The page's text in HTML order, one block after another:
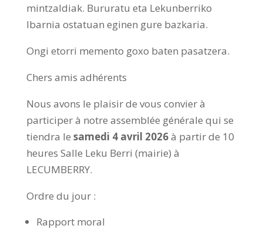
mintzaldiak. Bururatu eta Lekunberriko
Ibarnia ostatuan eginen gure bazkaria.
Ongi etorri memento goxo baten pasatzera.
Chers amis adhérents
Nous avons le plaisir de vous convier à
participer à notre assemblée générale qui se
tiendra le samedi 4 avril 2026à partir de 10
heures Salle Leku Berri (mairie) à
LECUMBERRY.
Ordre du jour :
Rapport moral